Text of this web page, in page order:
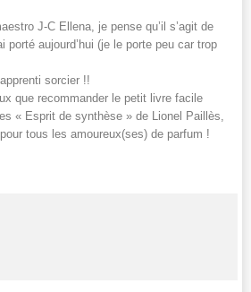
J-C Ellena, je pense qu’il s’agit de
porté aujourd’hui (je le porte peu car trop
sorcier !!
que recommander le petit livre facile
« Esprit de synthèse » de Lionel Paillès,
tous les amoureux(ses) de parfum !